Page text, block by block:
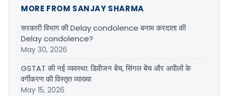
MORE FROM SANJAY SHARMA
सरकारी विभाग की Delay condolence बनाम करदाता की
Delay condolence?
May 30, 2026
GSTAT की नई व्यवस्था: डिवीजन बेंच, सिंगल बेंच और अपीलों के
वर्गीकरण की विस्तृत व्याख्या
May 15, 2026